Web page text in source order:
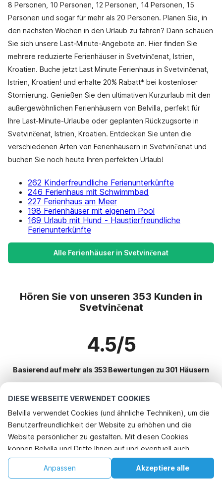
DIESE WEBSEITE VERWENDET COOKIES
Belvilla verwendet Cookies (und ähnliche Techniken), um die
Benutzerfreundlichkeit der Website zu erhöhen und die
Website persönlicher zu gestalten. Mit diesen Cookies
können Belvilla und Dritte Ihnen auf und eventuell auch
außerhalb unserer Website folgen, um Werbung Ihren
Interessen anzupassen und das Teilen von Informationen über
Akzeptiere alle
Anpassen
8 Personen, 10 Personen, 12 Personen, 14 Personen, 15
Personen und sogar für mehr als 20 Personen. Planen Sie, in
den nächsten Wochen in den Urlaub zu fahren? Dann schauen
Sie sich unsere Last-Minute-Angebote an. Hier finden Sie
mehrere reduzierte Ferienhäuser in Svetvinčenat, Istrien,
Kroatien. Buche jetzt Last Minute Ferienhaus in Svetvinčenat,
Istrien, Kroatien! und erhalte 20% Rabatt* bei kostenloser
Stornierung. Genießen Sie den ultimativen Kurzurlaub mit den
außergewöhnlichen Ferienhäusern von Belvilla, perfekt für
Ihre Last-Minute-Urlaube oder geplanten Rückzugsorte in
Svetvinčenat, Istrien, Kroatien. Entdecken Sie unten die
verschiedenen Arten von Ferienhäusern in Svetvinčenat und
buchen Sie noch heute Ihren perfekten Urlaub!
262 Kinderfreundliche Ferienunterkünfte
246 Ferienhaus mit Schwimmbad
227 Ferienhaus am Meer
198 Ferienhäuser mit eigenem Pool
169 Urlaub mit Hund - Haustierfreundliche
Ferienunterkünfte
Alle Ferienhäuser in Svetvinčenat
Hören Sie von unseren 353 Kunden in
Svetvinčenat
4.5/5
Basierend auf mehr als 353 Bewertungen zu 301 Häusern
Beliebteste Reiseziele für Urlaub
Top-Städte mit Top-Annehmlichkeiten für den Urlaub
Ferienhaus mit BBQ krsan
Ferienhaus mit BBQ rasa
Ferienhaus mit BBQ ripenda-kras
Beliebte Ausstattungen für Urlaub in Svetvincenat
Kinderfreundliche Ferienunterkünfte
Beliebte Städte für den Urlaub in Istrien
Telefonisch buchen
Startseite Wunschliste Buchungen Konto